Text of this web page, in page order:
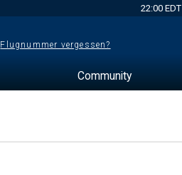
22:00 EDT
Flugnummer vergessen?
Community